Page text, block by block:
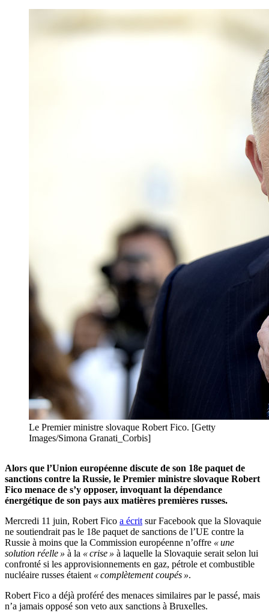
Le Premier ministre slovaque Robert Fico. [Getty
Images/Simona Granati_Corbis]
Alors que l’Union européenne discute de son 18e paquet de
sanctions contre la Russie, le Premier ministre slovaque Robert
Fico menace de s’y opposer, invoquant la dépendance
énergétique de son pays aux matières premières russes.
Mercredi 11 juin, Robert Fico a écrit sur Facebook que la Slovaquie
ne soutiendrait pas le 18e paquet de sanctions de l’UE contre la
Russie à moins que la Commission européenne n’offre « une
solution réelle » à la « crise » à laquelle la Slovaquie serait selon lui
confronté si les approvisionnements en gaz, pétrole et combustible
nucléaire russes étaient « complètement coupés ».
Robert Fico a déjà proféré des menaces similaires par le passé, mais
n’a jamais opposé son veto aux sanctions à Bruxelles.